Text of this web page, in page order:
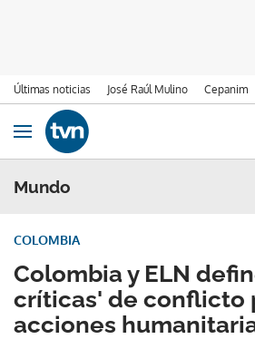
Últimas noticias José Raúl Mulino Cepanim
Ir al contenido
Obrir navegació
Mundo
Colombia y ELN
críticas' de conflicto
acciones
COLOMBIA